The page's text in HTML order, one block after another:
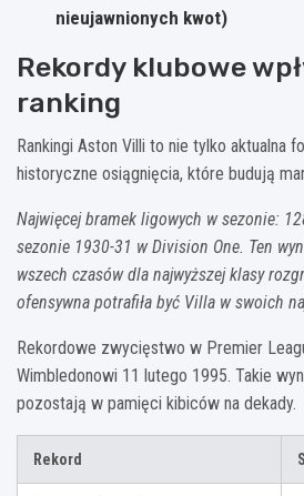
nieujawnionych kwot)
Rekordy klubowe
ranking
Rankingi Aston Villi to nie tylko aktualna
historyczne osiągnięcia, które budują
Najwięcej bramek ligowych w sezonie:
sezonie 1930-31 w Division One. Ten
wszech czasów dla najwyższej klasy
ofensywna potrafiła być Villa w swoich
Rekordowe zwycięstwo w Premier
Wimbledonowi 11 lutego 1995. Takie
pozostają w pamięci kibiców na dekady.
Rekord